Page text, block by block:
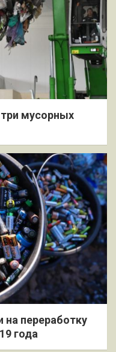
мусорных
переработку
года